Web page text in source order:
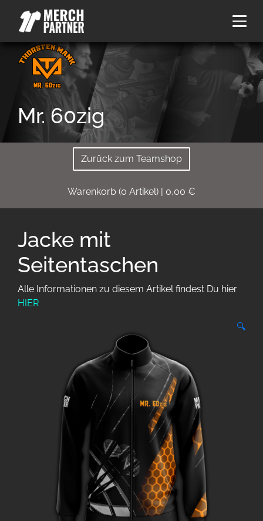
Mr. 60zig
Zurück zum Teamshop
Warenkorb (0 Artikel) | 0,00 €
Jacke mit
Seitentaschen
Alle Informationen zu diesem Artikel findest Du hier
HIER
🔍